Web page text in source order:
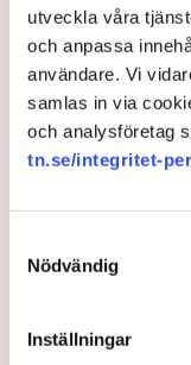
utveckla våra
och anpassa
användare. Vi
samlas in via
och analysföretag
tn.se/integritet-
Nödvändig
Inställningar
När Stockholms
ställer det till det
svårt att hitta